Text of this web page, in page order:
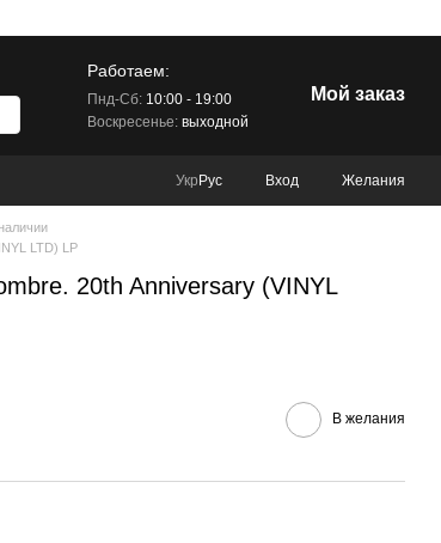
Работаем:
Пнд-Сб:10:00 - 19:00
Воскресенье:выходной
Мой заказ
Укр Рус Вход Желания
LTD) LP
20th Anniversary (VINYL
В желания